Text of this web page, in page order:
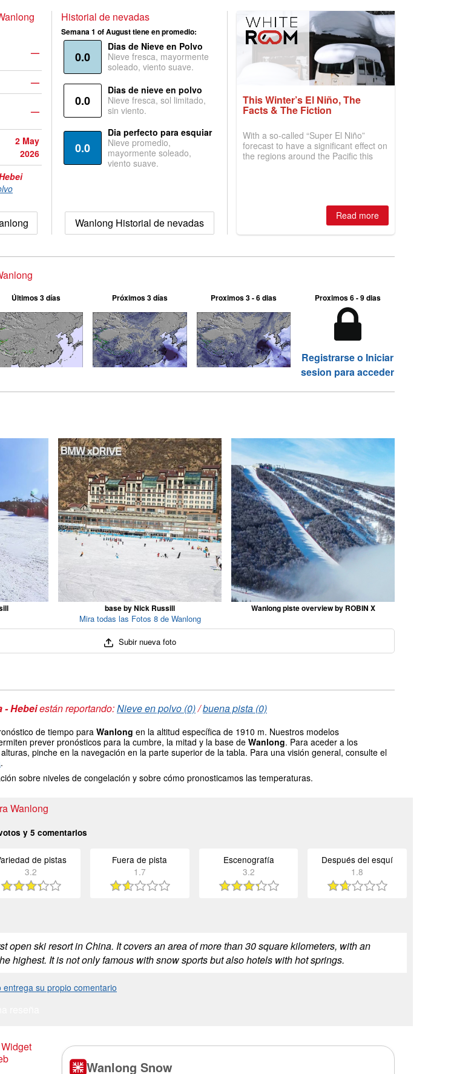
—
—
—
2 May
2026
Historial de nevadas
Semana 1 of August tiene en promedio:
0.0
Dias de Nieve en Polvo
Nieve fresca, mayormente
soleado, viento suave.
0.0
Dias de nieve en polvo
Nieve fresca, sol limitado,
sin viento.
0.0
Dia perfecto para esquiar
Nieve promedio,
mayormente soleado,
viento suave.
Wanlong Historial de nevadas
This Winter’s El Niño, The
Facts & The Fiction
With a so-called “Super El Niño”
forecast to have a significant effect on
the regions around the Pacific this
Read more
Últimos 3 días Próximos 3 días Proximos 3 - 6 dias Proximos 6 - 9 dias
Registrarse o Iniciar
sesion para acceder
base by Nick Russill Wanlong piste overview by ROBIN X
Mira todas las Fotos 8 de Wanlong
Subir nueva foto
- Hebeiestán reportando:Nieve en polvo (0)/buena pista (0)
de tiempo para Wanlong en la altitud específica de 1910 m. Nuestros modelos
prever pronósticos para la cumbre, la mitad y la base de Wanlong. Para aceder a los
pinche en la navegación en la parte superior de la tabla. Para una visión general, consulte el
.
sobre niveles de congelación y sobre cómo pronosticamos las temperaturas.
Wanlong
y 5 comentarios
de pistas
3.2
Fuera de pista
1.7
Escenografía
3.2
Después del esquí
1.8
open ski resort in China. It covers an area of more than 30 square kilometers, with an
highest. It is not only famous with snow sports but also hotels with hot springs.
su propio comentario